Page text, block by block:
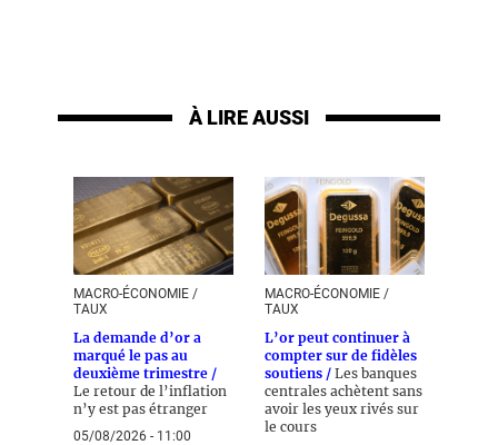
À LIRE AUSSI
MACRO-ÉCONOMIE /
TAUX
La demande d’or a
marqué le pas au
deuxième trimestre /
Le retour de l’inflation
n’y est pas étranger
05/08/2026 - 11:00
MACRO-ÉCONOMIE /
TAUX
L’or peut continuer à
compter sur de fidèles
soutiens / Les banques
centrales achètent sans
avoir les yeux rivés sur
le cours